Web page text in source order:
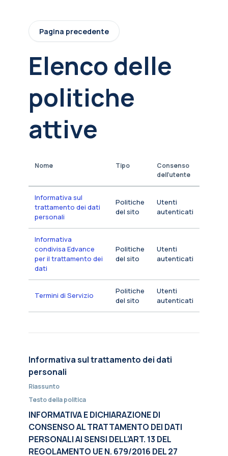
Pagina precedente
Elenco delle
politiche
attive
Nome Tipo
Consenso
dell'utente
Informativa sul
trattamento dei dati
personali
Politiche
del sito
Utenti
autenticati
Informativa
condivisa Edvance
per il trattamento dei
dati
Politiche
del sito
Utenti
autenticati
Termini di Servizio
Politiche
del sito
Utenti
autenticati
Informativa sul trattamento dei dati
personali
Riassunto
Testo della politica
INFORMATIVA E DICHIARAZIONE DI
CONSENSO AL TRATTAMENTO DEI DATI
PERSONALI AI SENSI DELL'ART. 13 DEL
REGOLAMENTO UE N. 679/2016 DEL 27